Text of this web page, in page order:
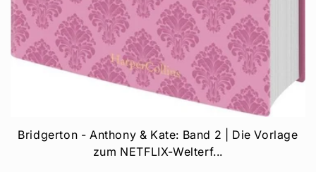
Bridgerton - Anthony & Kate: Band 2 | Die Vorlage
zum NETFLIX-Welterf...